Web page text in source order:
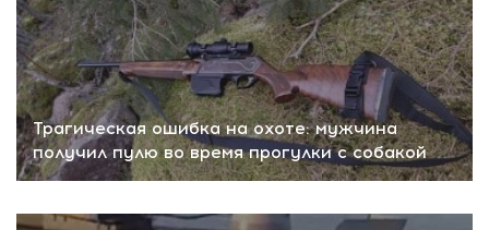
Трагическая ошибка на охоте: мужчина
получил пулю во время прогулки с собакой